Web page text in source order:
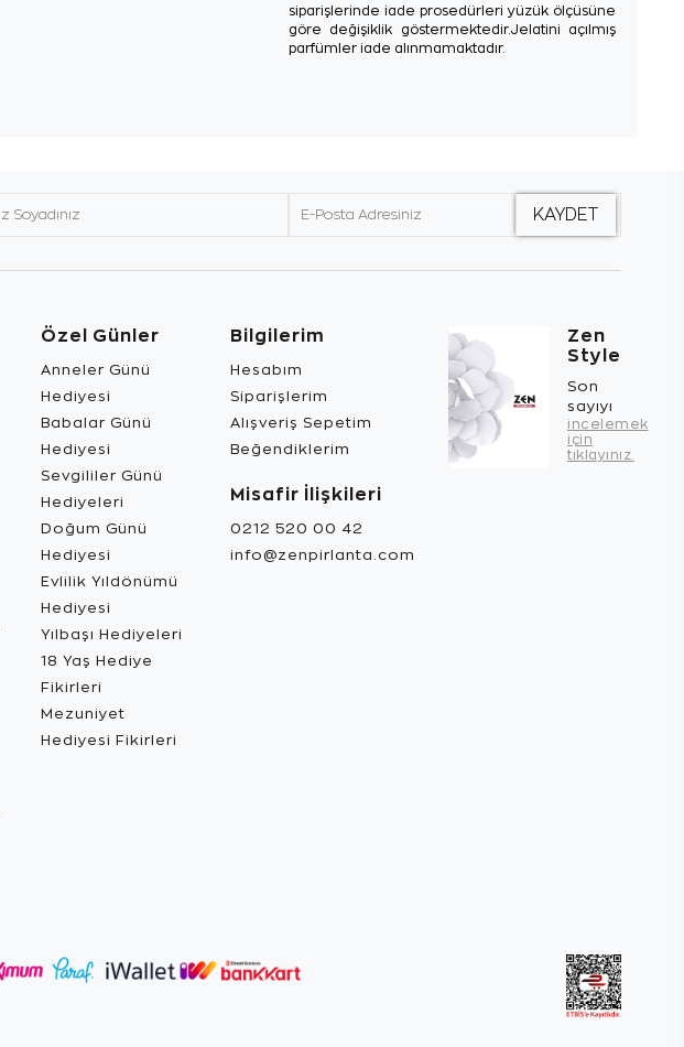
siparişlerinde iade prosedürleri yüzük ölçüsüne
göre değişiklik göstermektedir.Jelatini açılmış
parfümler iade alınmamaktadır.
Özel Günler
Anneler Günü
Hediyesi
Babalar Günü
Hediyesi
Sevgililer Günü
Hediyeleri
Doğum Günü
Hediyesi
Evlilik Yıldönümü
Hediyesi
Yılbaşı Hediyeleri
18 Yaş Hediye
Fikirleri
Mezuniyet
Hediyesi Fikirleri
Bilgilerim
Hesabım
Siparişlerim
Alışveriş Sepetim
Beğendiklerim
Misafir İlişkileri
0212 520 00 42
info@zenpirlanta.com
Zen
Style
Son
sayıyı
incelemek
için
tıklayınız.